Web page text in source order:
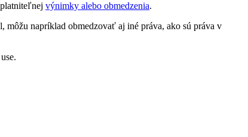
výnimky alebo obmedzenia.
môžu napríklad obmedzovať aj iné práva, ako sú práva v